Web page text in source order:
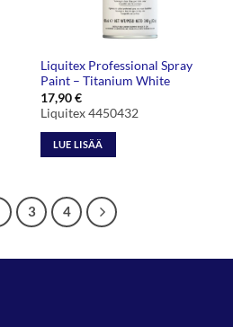
Liquitex Professional Spray
Paint – Titanium White
17,90€
Liquitex 4450432
LUE LISÄÄ
3 4